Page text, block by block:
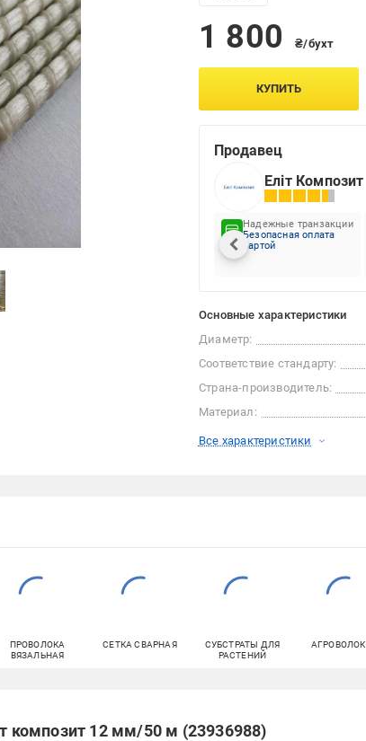
1 800 ₴/бухт
КУПИТЬ
Продавец
Еліт Композит
Надежные транзакции
Безопасная оплата
картой
Основные характеристики
Диаметр:
Соответствие стандарту:
Страна-производитель:
Материал:
Все характеристики
ПРОВОЛОКА
ВЯЗАЛЬНАЯ
СЕТКА СВАРНАЯ
СУБСТРАТЫ ДЛЯ
РАСТЕНИЙ
композит 12 мм/50 м (23936988)